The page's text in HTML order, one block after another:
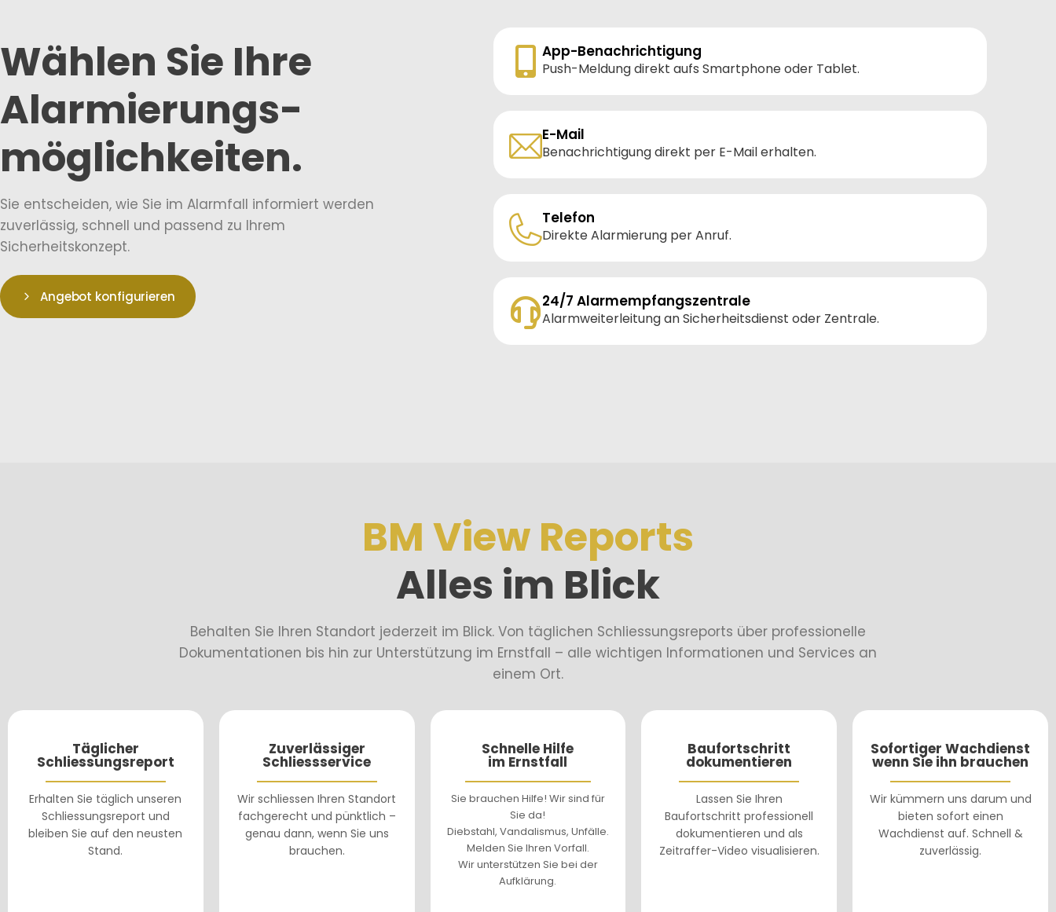
Wählen Sie Ihre
Alarmierungs­
möglichkeiten.
Sie entscheiden, wie Sie im Alarmfall informiert werden
zuverlässig, schnell und passend zu Ihrem
Sicherheitskonzept.
Angebot konfigurieren
App-Benachrichtigung
Push-Meldung direkt aufs Smartphone oder Tablet.
E-Mail
Benachrichtigung direkt per E-Mail erhalten.
Telefon
Direkte Alarmierung per Anruf.
24/7 Alarmempfangszentrale
Alarmweiterleitung an Sicherheitsdienst oder Zentrale.
BM View Reports
Alles im Blick
Behalten Sie Ihren Standort jederzeit im Blick. Von täglichen Schliessungsreports über professionelle
Dokumentationen bis hin zur Unterstützung im Ernstfall – alle wichtigen Informationen und Services an
einem Ort.
Täglicher
Schliessungsreport
Erhalten Sie täglich unseren
Schliessungsreport und
bleiben Sie auf den neusten
Stand.
Zuverlässiger
Schliessservice
Wir schliessen Ihren Standort
fachgerecht und pünktlich –
genau dann, wenn Sie uns
brauchen.
Schnelle Hilfe
im Ernstfall
Sie brauchen Hilfe! Wir sind für
Sie da!
Diebstahl, Vandalismus, Unfälle.
Melden Sie Ihren Vorfall.
Wir unterstützen Sie bei der
Aufklärung.
Baufortschritt
dokumentieren
Lassen Sie Ihren
Baufortschritt professionell
dokumentieren und als
Zeitraffer-Video visualisieren.
Sofortiger Wachdienst
wenn Sie ihn brauchen
Wir kümmern uns darum und
bieten sofort einen
Wachdienst auf. Schnell &
zuverlässig.